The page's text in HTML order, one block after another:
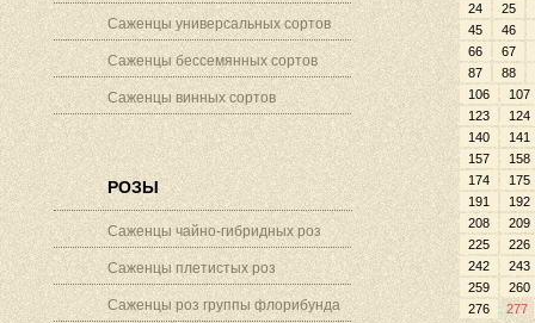
Саженцы универсальных сортов
Саженцы бессемянных сортов
Саженцы винных сортов
РОЗЫ
Саженцы чайно-гибридных роз
Саженцы плетистых роз
Саженцы роз группы флорибунда
24
25
45
46
66
67
87
88
106
107
123
124
140
141
157
158
174
175
191
192
208
209
225
226
242
243
259
260
276
277